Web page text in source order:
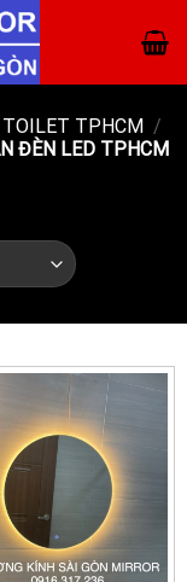
TOILET TPHCM /
ĐÈN LED TPHCM